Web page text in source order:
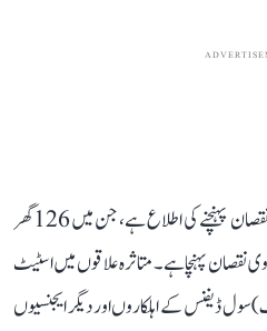
متاثرہ اضلاع میں رہائشی مکانات کو بھی نقصان پہنچنے کی اطلاع ہے، جن میں 126 گھر
344 مکانات کو جزوی نقصان پہنچا ہے۔ متاثرہ علاقوں میں اسٹیٹ
ڈیفنس کے اہلکاروں اور دیگر ایجنسیوں